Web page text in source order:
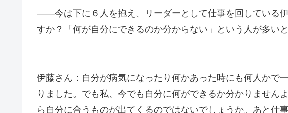
――今は下に６人を抱え、リーダーとして仕事を回している
すか？「何が自分にできるのか分からない」という人が多い
伊藤さん：自分が病気になったり何かあった時にも何人かで
りました。でも私、今でも自分に何ができるか分かりませ
ら自分に合うものが出てくるのではないでしょうか。あと仕